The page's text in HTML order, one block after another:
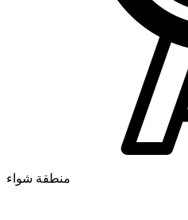
منطقة شواء